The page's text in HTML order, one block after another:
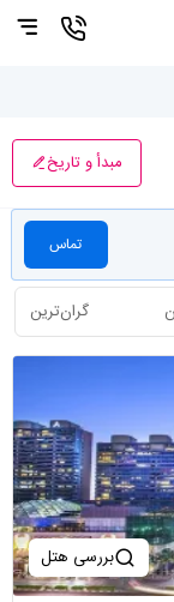
مبدأ و تاریخ
تماس
گران‌ترین
بررسی هتل